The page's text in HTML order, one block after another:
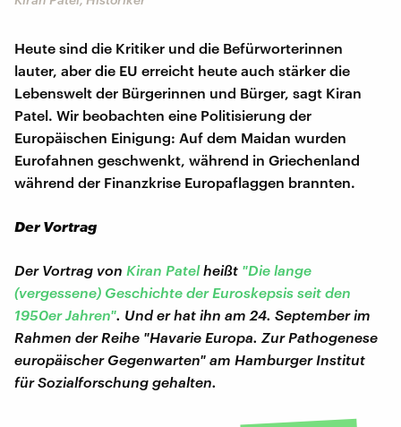
Heute sind die Kritiker und die Befürworterinnen
lauter, aber die EU erreicht heute auch stärker die
Lebenswelt der Bürgerinnen und Bürger, sagt Kiran
Patel. Wir beobachten eine Politisierung der
Europäischen Einigung: Auf dem Maidan wurden
Eurofahnen geschwenkt, während in Griechenland
während der Finanzkrise Europaflaggen brannten.
Der Vortrag
Der Vortrag von Kiran Patelheißt "Die lange
(vergessene) Geschichte der Euroskepsis seit den
1950er Jahren". Und er hat ihn am 24. September im
Rahmen der Reihe "Havarie Europa. Zur Pathogenese
europäischer Gegenwarten" am Hamburger Institut
für Sozialforschung gehalten.